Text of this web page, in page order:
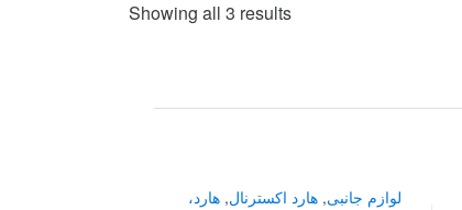
Showing all 3 results
Sorted
لوازم جانبی,هارد اکسترنال,هارد،